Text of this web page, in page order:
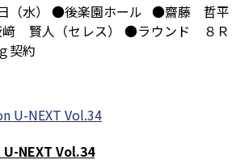
日（水） ●後楽園ホール ●齋藤 哲平
賢人（セレス） ●ラウンド ８Ｒ
契約
U-NEXT Vol.34